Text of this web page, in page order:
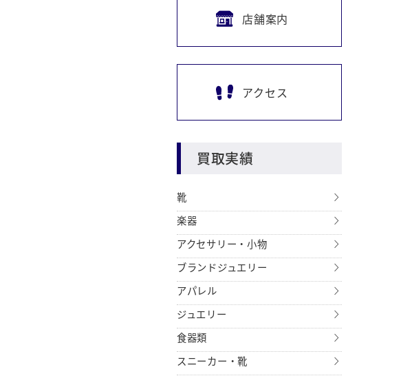
店舗案内
アクセス
買取実績
靴
楽器
アクセサリー・小物
ブランドジュエリー
アパレル
ジュエリー
食器類
スニーカー・靴